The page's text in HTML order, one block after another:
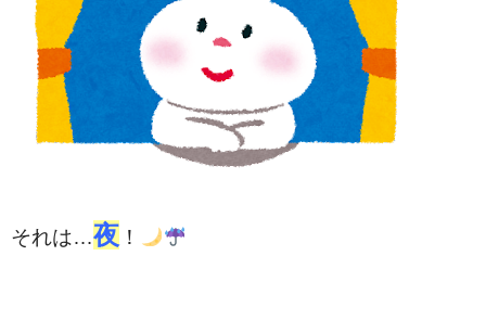
それは…夜 ！